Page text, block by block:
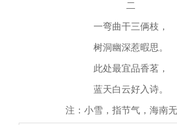
二
一弯曲干三俩枝，
树洞幽深惹暇思。
此处最宜品香茗，
蓝天白云好入诗。
注：小雪，指节气，海南无